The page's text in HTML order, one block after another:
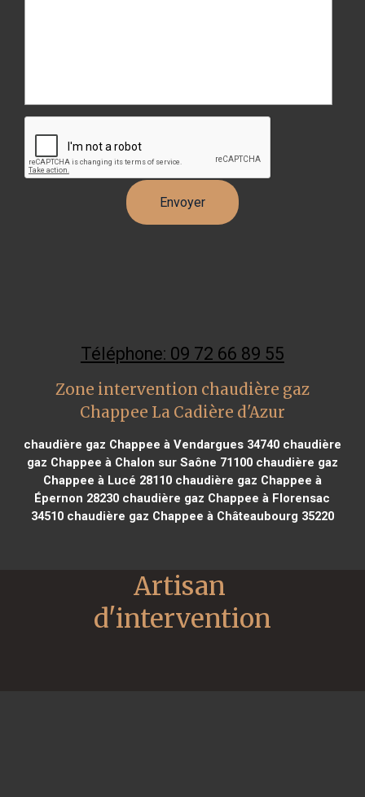
Téléphone: 09 72 66 89 55
Zone intervention chaudière gaz
Chappee La Cadière d'Azur
chaudière gaz Chappee à Vendargues 34740chaudière
gaz Chappee à Chalon sur Saône 71100chaudière gaz
Chappee à Lucé 28110chaudière gaz Chappee à
Épernon 28230 chaudière gaz Chappee à Florensac
34510chaudière gaz Chappee à Châteaubourg 35220
Artisan
d'intervention